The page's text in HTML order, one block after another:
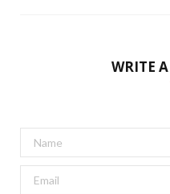
WRITE